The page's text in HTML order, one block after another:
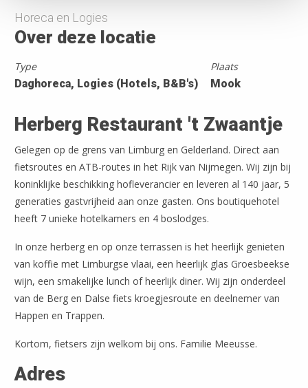
Horeca en Logies
Over deze locatie
Type
Daghoreca, Logies (Hotels, B&B's)
Plaats
Mook
Herberg Restaurant 't Zwaantje
Gelegen op de grens van Limburg en Gelderland. Direct aan
fietsroutes en ATB-routes in het Rijk van Nijmegen. Wij zijn bij
koninklijke beschikking hofleverancier en leveren al 140 jaar, 5
generaties gastvrijheid aan onze gasten. Ons boutiquehotel
heeft 7 unieke hotelkamers en 4 boslodges.
In onze herberg en op onze terrassen is het heerlijk genieten
van koffie met Limburgse vlaai, een heerlijk glas Groesbeekse
wijn, een smakelijke lunch of heerlijk diner. Wij zijn onderdeel
van de Berg en Dalse fiets kroegjesroute en deelnemer van
Happen en Trappen.
Kortom, fietsers zijn welkom bij ons. Familie Meeusse.
Adres